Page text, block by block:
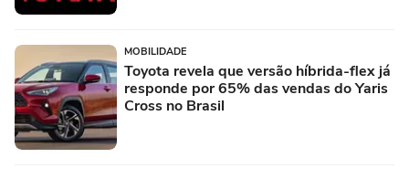
MOBILIDADE
Toyota revela que versão híbrida-flex já
responde por 65% das vendas do Yaris
Cross no Brasil